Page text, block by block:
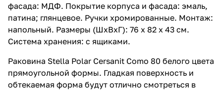
фасада: МДФ. Покрытие корпуса и фасада: эмаль,
патина; глянцевое. Ручки хромированные. Монтаж:
напольный. Размеры (ШхВхГ): 76 х 82 х 43 см.
Система хранения: с ящиками.
Раковина Stella Polar Cersanit Como 80 белого цвета
прямоугольной формы. Гладкая поверхность и
обтекаемая форма будут отлично смотреться в